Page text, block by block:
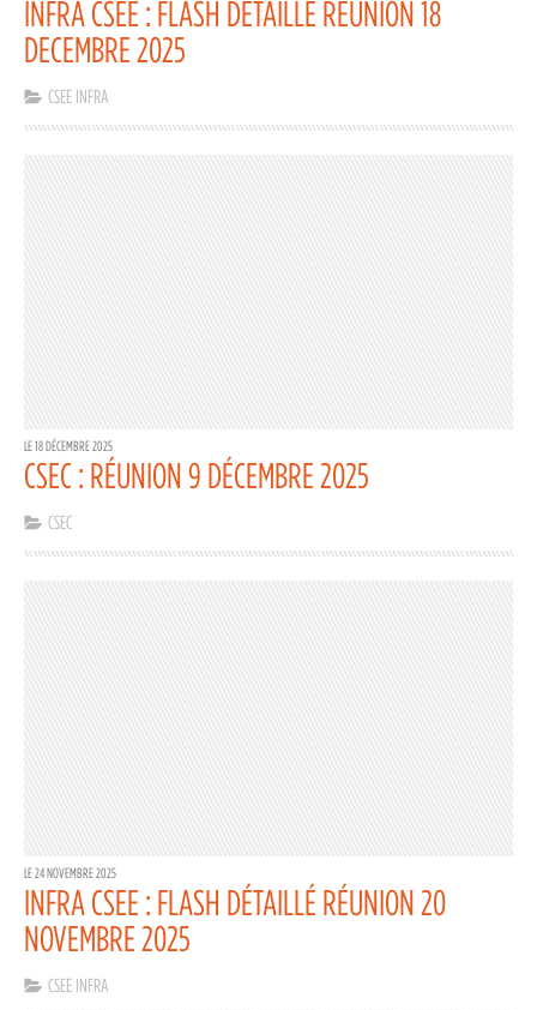
INFRA CSEE : FLASH DÉTAILLÉ RÉUNION 18
DECEMBRE 2025
CSEE INFRA
LE 18 DÉCEMBRE 2025
CSEC : RÉUNION 9 DÉCEMBRE 2025
CSEC
LE 24 NOVEMBRE 2025
INFRA CSEE : FLASH DÉTAILLÉ RÉUNION 20
NOVEMBRE 2025
CSEE INFRA